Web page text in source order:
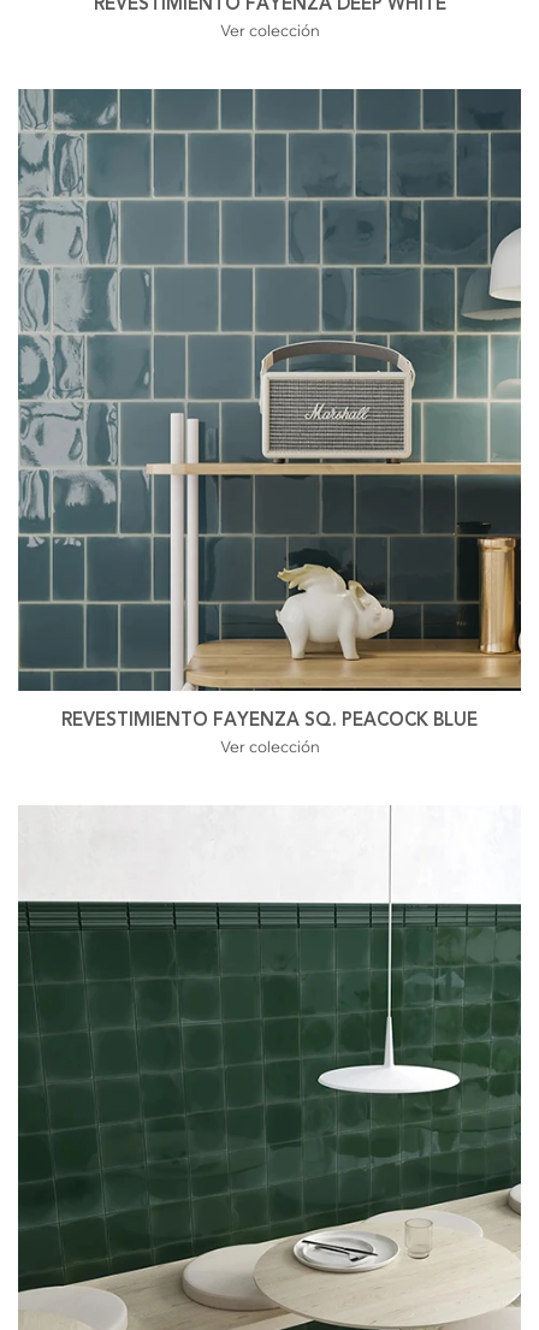
Ver colección
REVESTIMIENTO FAYENZA SQ. PEACOCK BLUE
Ver colección